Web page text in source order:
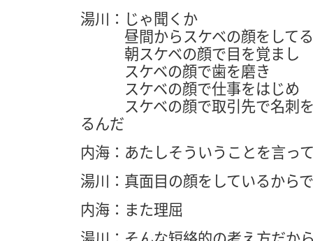
湯川：じゃ聞くか
昼間からスケベの顔をしてる
朝スケベの顔で目を覚まし
スケベの顔で歯を磨き
スケベの顔で仕事をはじめ
スケベの顔で取引先で名刺を
るんだ
内海：あたしそういうことを言っ
湯川：真面目の顔をしているから
内海：また理屈